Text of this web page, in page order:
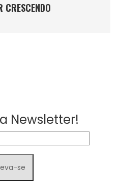
CRESCENDO
Newsletter!